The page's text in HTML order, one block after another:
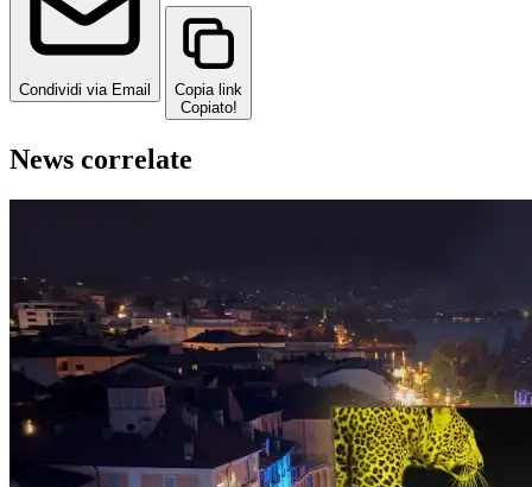
Condividi via Email
Copia link
Copiato!
News correlate